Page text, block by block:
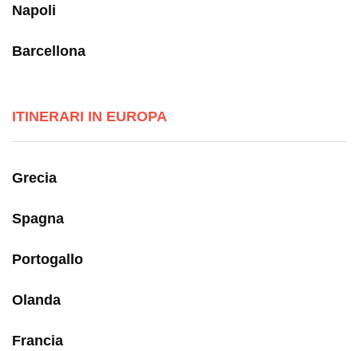
Napoli
Barcellona
ITINERARI IN EUROPA
Grecia
Spagna
Portogallo
Olanda
Francia